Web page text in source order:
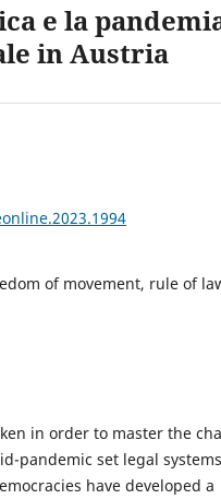
e la
in Austria
of movement, rule of
in order to master the
pandemic set legal
have developed a